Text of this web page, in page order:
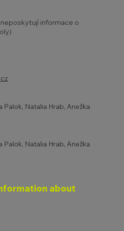
informace o
Palok, Natalia Hrab, Anežka
Palok, Natalia Hrab, Anežka
about